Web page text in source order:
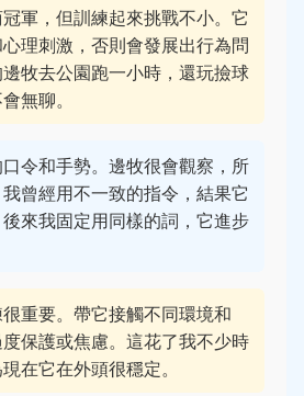
軍，但訓練起來挑戰不小。它
理刺激，否則會發展出行為問
牧去公園跑一小時，還玩撿球
無聊。
令和手勢。邊牧很會觀察，所
曾經用不一致的指令，結果它
來我固定用同樣的詞，它進步
重要。帶它接觸不同環境和
保護或焦慮。這花了我不少時
在它在外頭很穩定。